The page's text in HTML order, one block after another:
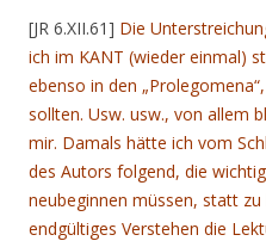
[JR 6.XII.61] Die
ich im KANT (wieder einmal)
ebenso in den
sollten. Usw. usw., von allem
mir. Damals hätte ich vom
des Autors folgend, die
neubeginnen müssen, statt
endgültiges Verstehen die